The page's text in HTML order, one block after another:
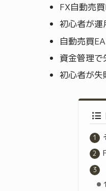
FX自動売
初心者が運
自動売買
資金管理で
初心者が